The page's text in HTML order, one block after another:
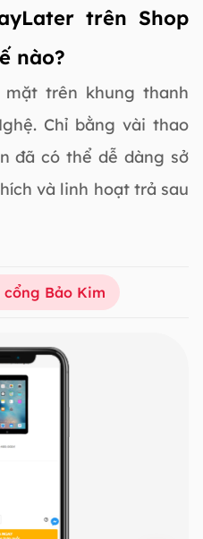
trên Shop
nào?
trên khung thanh
Chỉ bằng vài thao
đã có thể dễ dàng sở
và linh hoạt trả sau
Bảo Kim